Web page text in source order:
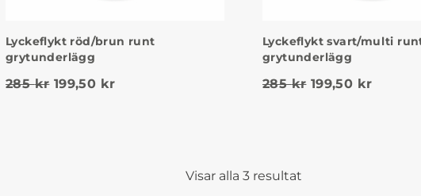
kr.
är: 142,50 kr.
Lyckeflykt röd/brun runt
grytunderlägg
285kr Det ursprungliga priset var: 285 kr.
199,50 krDet nuvarande priset är: 199,50 kr.
Lyckeflykt svart/multi
grytunderlägg
285kr Det
199,50 krDet
Visar alla 3 resultat